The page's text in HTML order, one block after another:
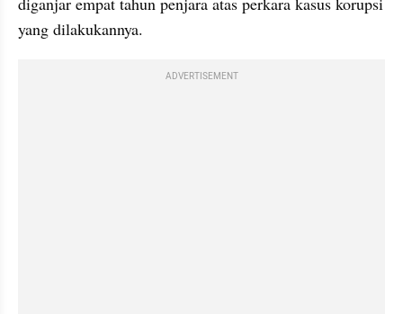
yang dilakukannya.
ADVERTISEMENT